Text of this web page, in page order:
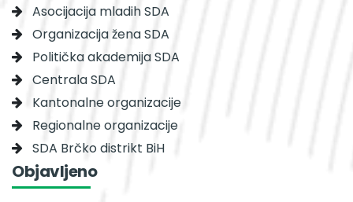
Asocijacija mladih SDA
Organizacija žena SDA
Politička akademija SDA
Centrala SDA
Kantonalne organizacije
Regionalne organizacije
SDA Brčko distrikt BiH
Objavljeno